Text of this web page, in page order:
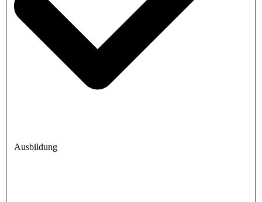
Ausbildung